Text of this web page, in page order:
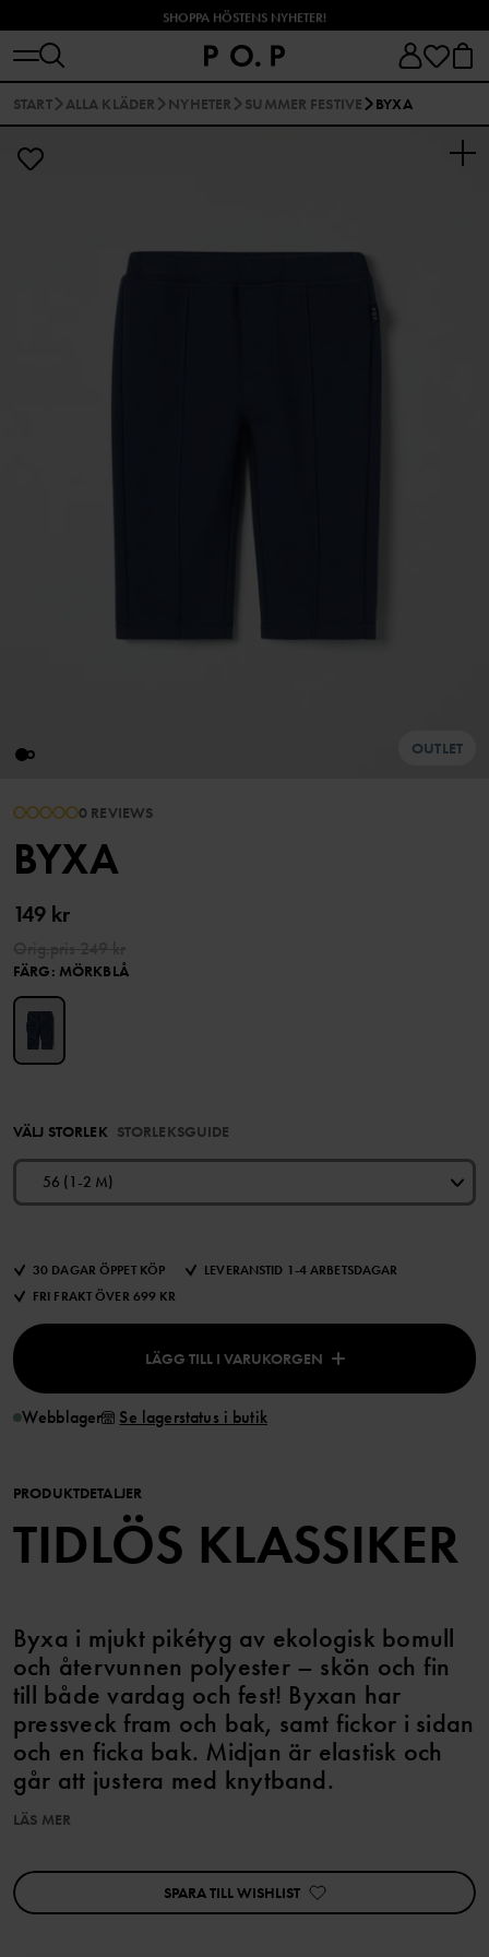
SHOPPA HÖSTENS NYHETER!
START ALLA KLÄDER NYHETER SUMMER FESTIVE BYXA
OUTLET
0 REVIEWS
BYXA
149 kr
FÄRG: MÖRKBLÅ
VÄLJ STORLEK STORLEKSGUIDE
56 (1-2 M)
30 DAGAR ÖPPET KÖP
LEVERANSTID 1-4 ARBETSDAGAR
FRI FRAKT ÖVER 699 KR
LÄGG TILL I VARUKORGEN
Webblager Se lagerstatus i butik
PRODUKTDETALJER
TIDLÖS KLASSIKER
Byxa i mjukt pikétyg av ekologisk bomull
och återvunnen polyester – skön och fin
till både vardag och fest! Byxan har
pressveck fram och bak, samt fickor i sidan
och en ficka bak. Midjan är elastisk och
går att justera med knytband.
Artikelnummer
60603530
LÄS MER
SPARA TILL WISHLIST